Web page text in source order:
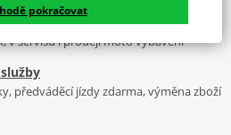
a příslušenství například: plexi,
značky PUIG
v servisu i prodeji moto vybavení
předváděcí jízdy zdarma, výměna zboží
pokračovat